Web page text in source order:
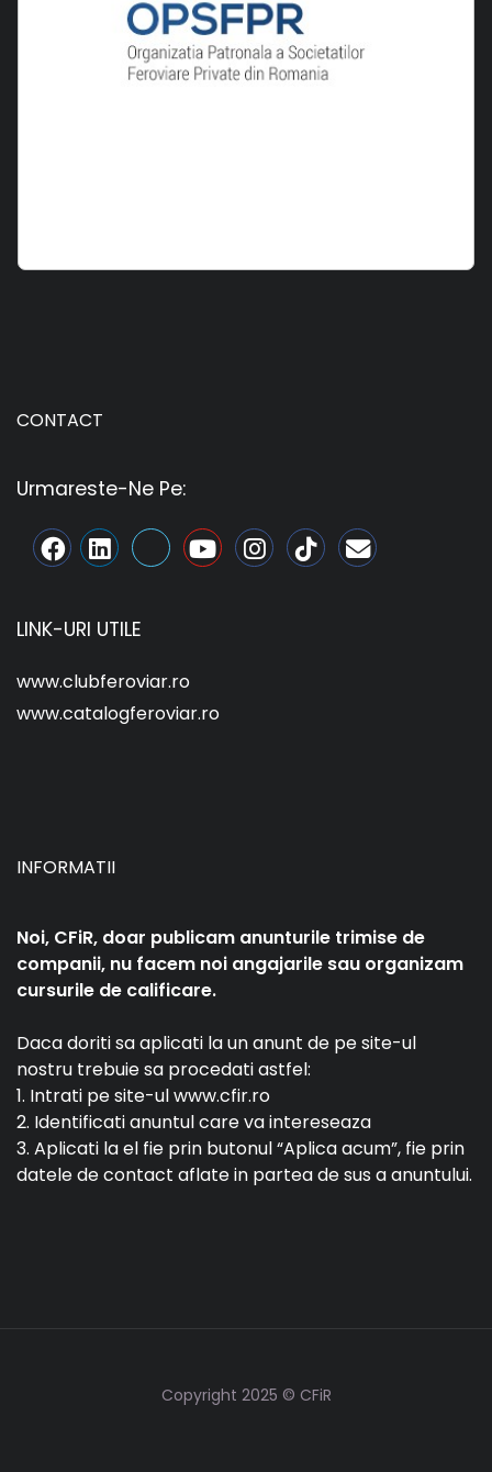
CONTACT
Urmareste-Ne Pe:
LINK-URI UTILE
www.clubferoviar.ro
www.catalogferoviar.ro
INFORMATII
Noi, CFiR, doar publicam anunturile trimise de
companii, nu facem noi angajarile sau organizam
cursurile de calificare.
Daca doriti sa aplicati la un anunt de pe site-ul
nostru trebuie sa procedati astfel:
1. Intrati pe site-ul www.cfir.ro
2. Identificati anuntul care va intereseaza
3. Aplicati la el fie prin butonul “Aplica acum”, fie prin
datele de contact aflate in partea de sus a anuntului.
Copyright 2025 © CFiR